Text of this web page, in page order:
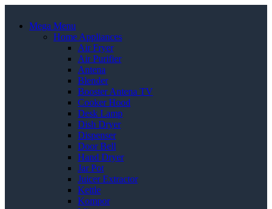
Mega Menu
Home Appliances
Air Fryer
Air Purifier
Antena
Blender
Booster Antena TV
Cooker Hood
Desk Lamp
Dish Dryer
Dispenser
Door Bell
Hand Dryer
Jar Pot
Juicer Extractor
Kettle
Kompor